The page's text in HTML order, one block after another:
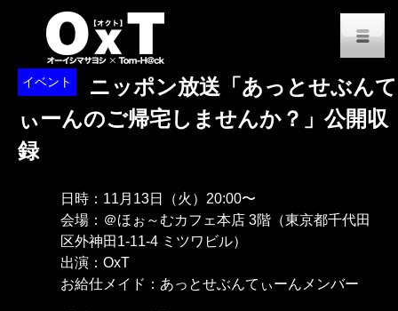
イベント
ニッポン放送「あっとせぶんて
ぃーんのご帰宅しませんか？」公開収
録
日時：11月13日（火）20:00〜
会場：＠ほぉ～むカフェ本店 3階（東京都千代田
区外神田1-11-4 ミツワビル）
出演：OxT
お給仕メイド：あっとせぶんてぃーんメンバー